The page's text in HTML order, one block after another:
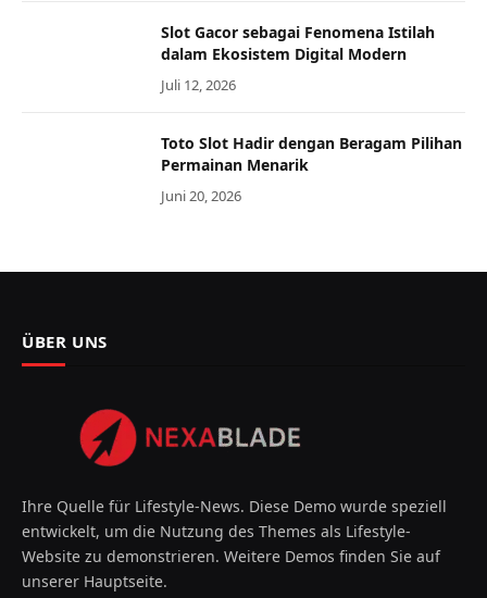
Slot Gacor sebagai Fenomena Istilah
dalam Ekosistem Digital Modern
Juli 12, 2026
Toto Slot Hadir dengan Beragam Pilihan
Permainan Menarik
Juni 20, 2026
ÜBER UNS
Ihre Quelle für Lifestyle-News. Diese Demo wurde speziell
entwickelt, um die Nutzung des Themes als Lifestyle-
Website zu demonstrieren. Weitere Demos finden Sie auf
unserer Hauptseite.